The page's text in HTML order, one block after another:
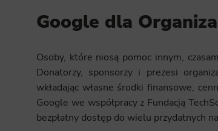
Google dla
Osoby, które niosą pomoc innym,
Donatorzy, sponsorzy i prezesi
wkładając własne środki finansowe,
Google we współpracy z Fundacją
bezpłatny dostęp do wielu przydatnych